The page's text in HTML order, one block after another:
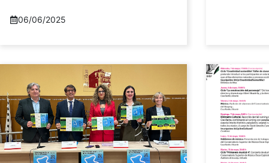
06/06/2025